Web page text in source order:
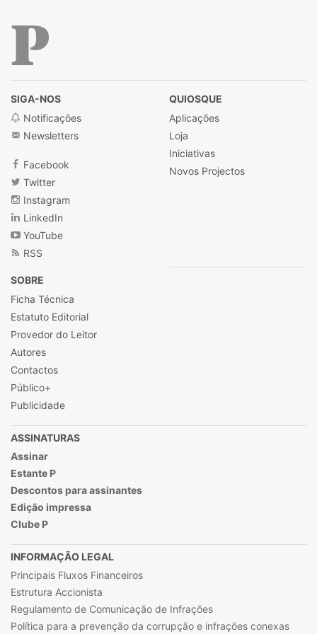
SIGA-NOS
Notificações
Newsletters
Facebook
Twitter
Instagram
LinkedIn
YouTube
RSS
QUIOSQUE
Aplicações
Loja
Iniciativas
Novos Projectos
SOBRE
Ficha Técnica
Estatuto Editorial
Provedor do Leitor
Autores
Contactos
Público+
Publicidade
ASSINATURAS
Assinar
Estante P
Descontos para assinantes
Edição impressa
Clube P
INFORMAÇÃO LEGAL
Principais Fluxos Financeiros
Estrutura Accionista
Regulamento de Comunicação de Infrações
Política para a prevenção da corrupção e infrações conexas